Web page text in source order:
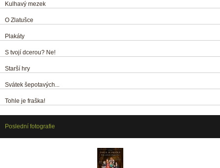
Kulhavý mezek
O Zlatušce
Plakáty
S tvojí dcerou? Ne!
Starší hry
Svátek šepotavých...
Tohle je fraška!
Poslední fotografie